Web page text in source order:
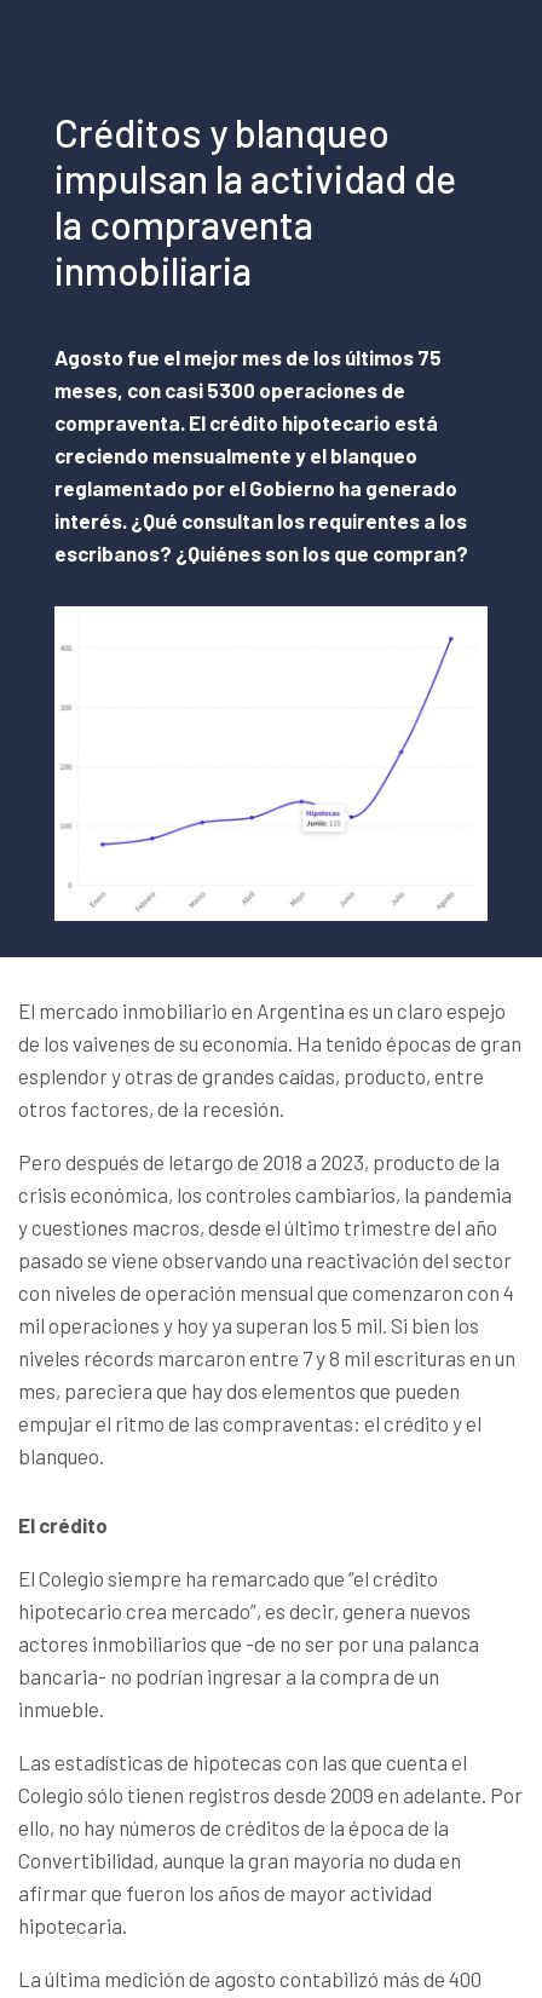
Créditos y blanqueo
impulsan la actividad de
la compraventa
inmobiliaria
Agosto fue el mejor mes de los últimos 75
meses, con casi 5300 operaciones de
compraventa. El crédito hipotecario está
creciendo mensualmente y el blanqueo
reglamentado por el Gobierno ha generado
interés. ¿Qué consultan los requirentes a los
escribanos? ¿Quiénes son los que compran?
El mercado inmobiliario en Argentina es un claro espejo
de los vaivenes de su economía. Ha tenido épocas de gran
esplendor y otras de grandes caídas, producto, entre
otros factores, de la recesión.
Pero después de letargo de 2018 a 2023, producto de la
crisis económica, los controles cambiarios, la pandemia
y cuestiones macros, desde el último trimestre del año
pasado se viene observando una reactivación del sector
con niveles de operación mensual que comenzaron con 4
mil operaciones y hoy ya superan los 5 mil. Si bien los
niveles récords marcaron entre 7 y 8 mil escrituras en un
mes, pareciera que hay dos elementos que pueden
empujar el ritmo de las compraventas: el crédito y el
blanqueo.
El crédito
El Colegio siempre ha remarcado que “el crédito
hipotecario crea mercado”, es decir, genera nuevos
actores inmobiliarios que -de no ser por una palanca
bancaria- no podrían ingresar a la compra de un
inmueble.
Las estadísticas de hipotecas con las que cuenta el
Colegio sólo tienen registros desde 2009 en adelante. Por
ello, no hay números de créditos de la época de la
Convertibilidad, aunque la gran mayoría no duda en
afirmar que fueron los años de mayor actividad
hipotecaria.
La última medición de agosto contabilizó más de 400